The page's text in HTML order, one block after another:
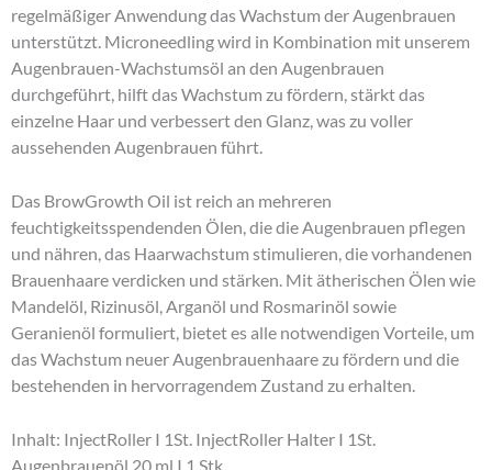
regelmäßiger Anwendung das Wachstum der Augenbrauen
unterstützt. Microneedling wird in Kombination mit unserem
Augenbrauen-Wachstumsöl an den Augenbrauen
durchgeführt, hilft das Wachstum zu fördern, stärkt das
einzelne Haar und verbessert den Glanz, was zu voller
aussehenden Augenbrauen führt.
Das BrowGrowth Oil ist reich an mehreren
feuchtigkeitsspendenden Ölen, die die Augenbrauen pflegen
und nähren, das Haarwachstum stimulieren, die vorhandenen
Brauenhaare verdicken und stärken. Mit ätherischen Ölen wie
Mandelöl, Rizinusöl, Arganöl und Rosmarinöl sowie
Geranienöl formuliert, bietet es alle notwendigen Vorteile, um
das Wachstum neuer Augenbrauenhaare zu fördern und die
bestehenden in hervorragendem Zustand zu erhalten.
Inhalt: InjectRoller I 1St. InjectRoller Halter I 1St.
Augenbrauenöl 20 ml I 1 Stk.